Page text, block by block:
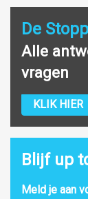
De
Alle
vragen
KLIK HIER
Blijf up
Meld je aan